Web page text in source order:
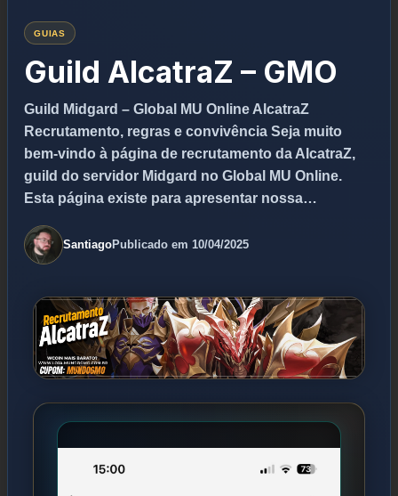
GUIAS
Guild AlcatraZ – GMO
Guild Midgard – Global MU Online AlcatraZ
Recrutamento, regras e convivência Seja muito
bem-vindo à página de recrutamento da AlcatraZ,
guild do servidor Midgard no Global MU Online.
Esta página existe para apresentar nossa…
SantiagoPublicado em 10/04/2025